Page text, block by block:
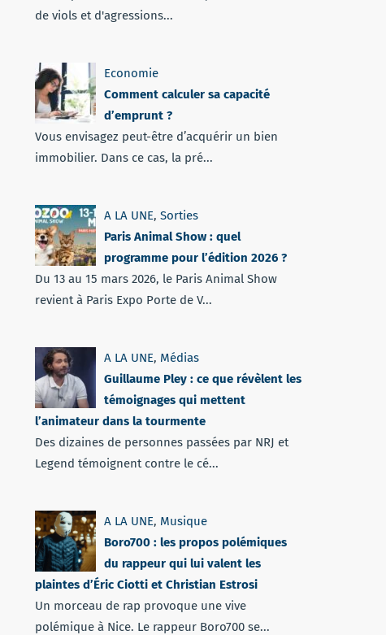
de viols et d'agressions...
Economie
Comment calculer sa capacité
d’emprunt ?
Vous envisagez peut-être d’acquérir un bien
immobilier. Dans ce cas, la pré...
A LA UNE, Sorties
Paris Animal Show : quel
programme pour l’édition 2026 ?
Du 13 au 15 mars 2026, le Paris Animal Show
revient à Paris Expo Porte de V...
A LA UNE, Médias
Guillaume Pley : ce que révèlent les
témoignages qui mettent
l’animateur dans la tourmente
Des dizaines de personnes passées par NRJ et
Legend témoignent contre le cé...
A LA UNE, Musique
Boro700 : les propos polémiques
du rappeur qui lui valent les
plaintes d’Éric Ciotti et Christian Estrosi
Un morceau de rap provoque une vive
polémique à Nice. Le rappeur Boro700 se...